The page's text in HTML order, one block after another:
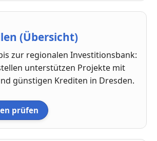
(Übersicht)
zur regionalen Investitionsbank:
unterstützen Projekte mit
günstigen Krediten in Dresden.
prüfen